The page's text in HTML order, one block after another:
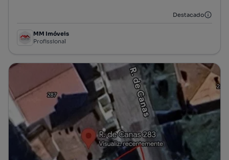
Destacado
MM Imóveis
Profissional